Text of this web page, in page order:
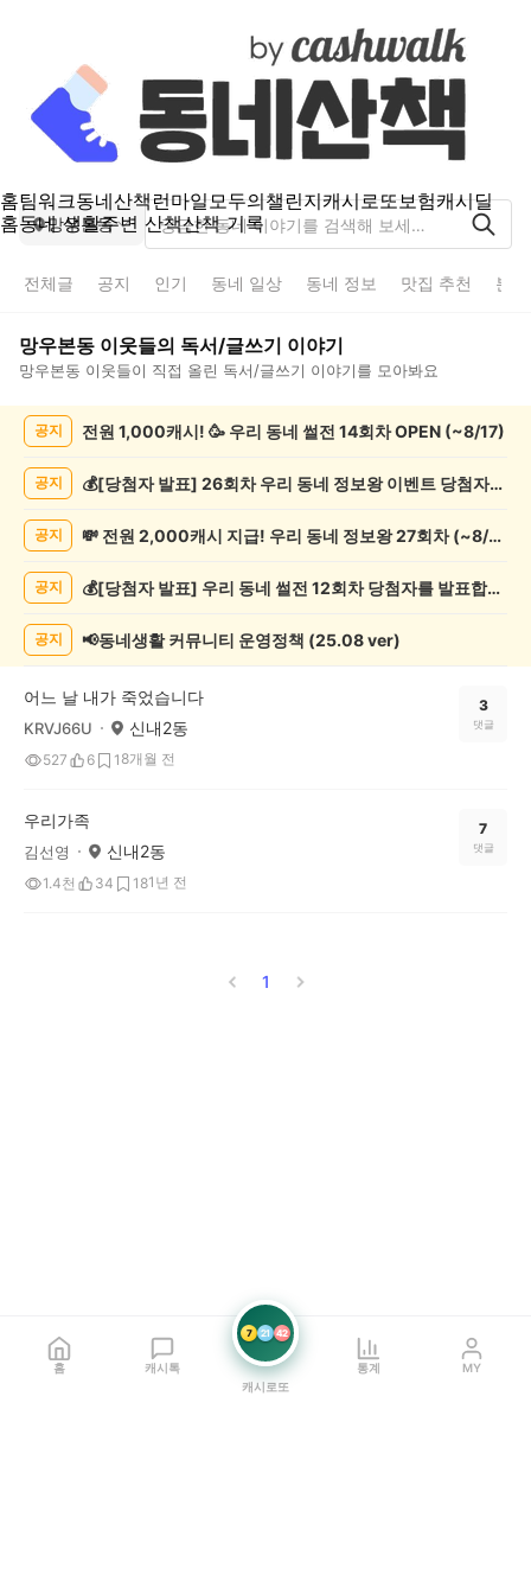
홈팀워크동네산책런마일모두의챌린지캐시로또보험캐시딜
홈동네 생활주변 산책산책 기록
망우본동
전체글 공지 인기 동네 일상 동네 정보 맛집 추천 분
망우본동 이웃들의 독서/글쓰기 이야기
망우본동 이웃들이 직접 올린 독서/글쓰기 이야기를 모아봐요
서/
글
공지 전원 1,000캐시! 🥳 우리 동네 썰전 14회차 OPEN (~8/17)
공지 💰[당첨자 발표] 26회차 우리 동네 정보왕 이벤트 당첨자를 발표합니다!
공지 💸 전원 2,000캐시 지급! 우리 동네 정보왕 27회차 (~8/10)
공지 💰[당첨자 발표] 우리 동네 썰전 12회차 당첨자를 발표합니다!
공지 📢동네생활 커뮤니티 운영정책 (25.08 ver)
어느 날 내가 죽었습니다
KRVJ66U 신내2동
527 6 1 8개월 전
3
댓글
우리가족
김선영 신내2동
1.4천 34 181년 전
7
댓글
1
홈 캐시톡
7 21 42
캐시로또
통계 MY